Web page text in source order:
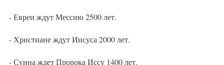
- Евреи ждут Мессию 2500 лет.
- Христиане ждут Иисуса 2000 лет.
- Сунна ждет Пророка Иссу 1400 лет.